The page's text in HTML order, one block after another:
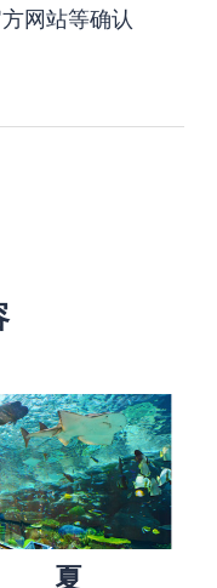
网站等确认
夏